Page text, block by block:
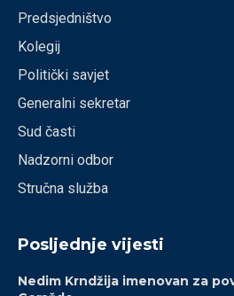
Predsjedništvo
Kolegij
Politički savjet
Generalni sekretar
Sud časti
Nadzorni odbor
Stručna služba
Posljednje vijesti
Nedim Krndžija imenovan za